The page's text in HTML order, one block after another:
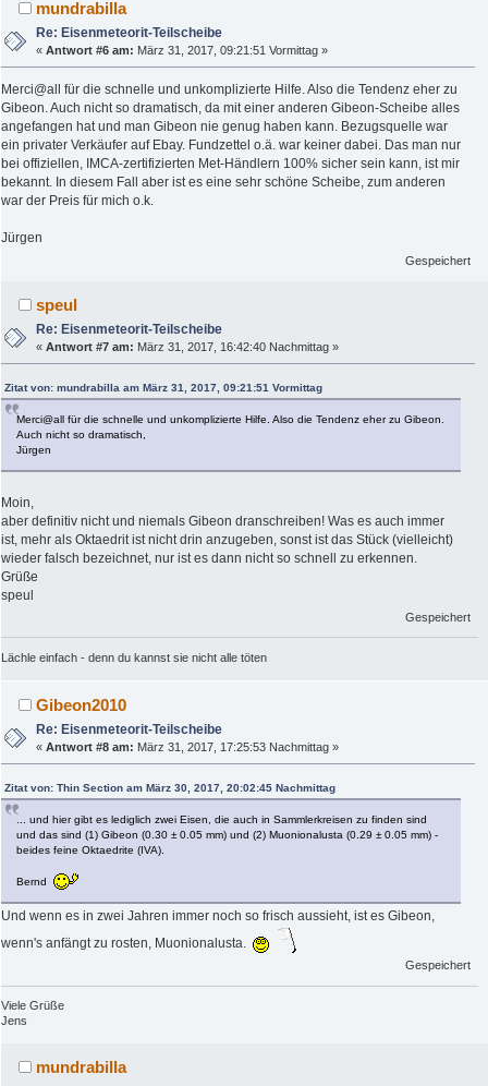
mundrabilla
Re: Eisenmeteorit-Teilscheibe
«Antwort #6 am: März 31, 2017, 09:21:51 Vormittag »
Merci@all für die schnelle und unkomplizierte Hilfe. Also die Tendenz eher zu
Gibeon. Auch nicht so dramatisch, da mit einer anderen Gibeon-Scheibe alles
angefangen hat und man Gibeon nie genug haben kann. Bezugsquelle war
ein privater Verkäufer auf Ebay. Fundzettel o.ä. war keiner dabei. Das man nur
bei offiziellen, IMCA-zertifizierten Met-Händlern 100% sicher sein kann, ist mir
bekannt. In diesem Fall aber ist es eine sehr schöne Scheibe, zum anderen
war der Preis für mich o.k.
Jürgen
Gespeichert
speul
Re: Eisenmeteorit-Teilscheibe
«Antwort #7 am: März 31, 2017, 16:42:40 Nachmittag »
Zitat von: mundrabilla am März 31, 2017, 09:21:51 Vormittag
Merci@all für die schnelle und unkomplizierte Hilfe. Also die Tendenz eher zu Gibeon.
Auch nicht so dramatisch,
Jürgen
Moin,
aber definitiv nicht und niemals Gibeon dranschreiben! Was es auch immer
ist, mehr als Oktaedrit ist nicht drin anzugeben, sonst ist das Stück (vielleicht)
wieder falsch bezeichnet, nur ist es dann nicht so schnell zu erkennen.
Grüße
speul
Gespeichert
Lächle einfach - denn du kannst sie nicht alle töten
Gibeon2010
Re: Eisenmeteorit-Teilscheibe
«Antwort #8 am: März 31, 2017, 17:25:53 Nachmittag »
Zitat von: Thin Section am März 30, 2017, 20:02:45 Nachmittag
... und hier gibt es lediglich zwei Eisen, die auch in Sammlerkreisen zu finden sind
und das sind (1) Gibeon (0.30 ± 0.05 mm) und (2) Muonionalusta (0.29 ± 0.05 mm) -
beides feine Oktaedrite (IVA).
Bernd
Und wenn es in zwei Jahren immer noch so frisch aussieht, ist es Gibeon,
wenn's anfängt zu rosten, Muonionalusta.
Gespeichert
Viele Grüße
Jens
mundrabilla